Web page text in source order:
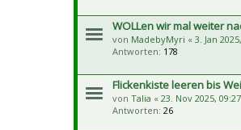
WOLLen wir mal weiter
von MadebyMyri « 3. Jan
Antworten: 178
Flickenkiste leeren bis
von Talia « 23. Nov 2025, 09:27
Antworten: 26